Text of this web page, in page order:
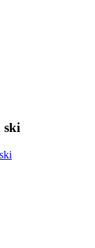
ski